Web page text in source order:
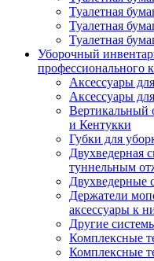
Туалетная
Туалетная
Туалетная
Уборочный
профессионального
Аксессуары
Аксессуары
Вертикальный
и Кентукки
Губки для
Двухведерная
туннельным
Двухведерные
Держатели
аксессуары к
Другие
Комплексные
Комплексные